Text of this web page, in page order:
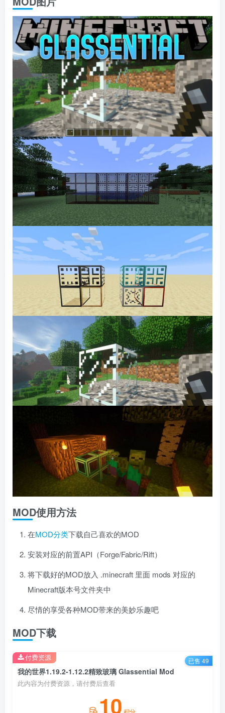
MOD使用方法
在MOD分类下载自己喜欢的MOD
安装对应的前置API（Forge/Fabric/Rift）
将下载好的MOD放入 .minecraft 里面 mods 对应的
Minecraft版本号文件夹中
尽情的享受各种MOD带来的美妙乐趣吧
MOD下载
我的世界1.19.2-1.12.2精致玻璃 Glassential Mod
此内容为付费资源，请付费后查看
10
付费资源 已售 49